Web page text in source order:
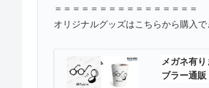
＝＝＝＝＝＝＝＝＝＝＝＝＝＝＝＝
オリジナルグッズはこちらから購入で
メガネ有
ブラー通販